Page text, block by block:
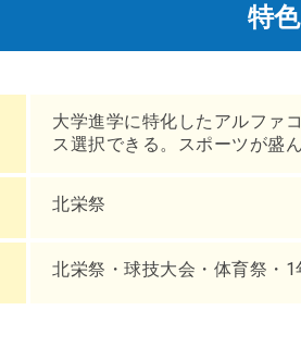
特色
大学進学に特化したアルファ
ス選択できる。スポーツが盛
北栄祭
北栄祭・球技大会・体育祭・